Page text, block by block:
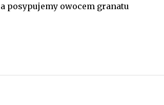
posypujemy owocem granatu